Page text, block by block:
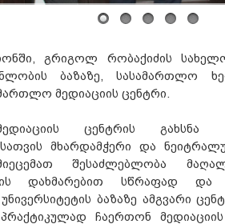
გრიგოლ რობაქიძის
ბაზაზე, სასამართლო
მედიაციის ცენტრი.
ცენტრის გახსნა
მხარდამჭერი და
შესაძლებლობა
დახმარებით სწრაფად და
ბაზაზე ამგვარი
პრაქტიკულად ჩაერთონ